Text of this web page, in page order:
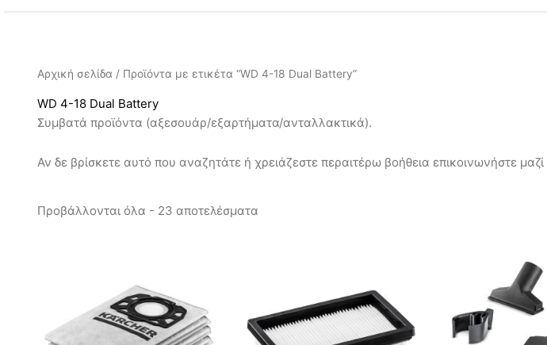
Αρχική σελίδα / Προϊόντα με ετικέτα “WD 4-18 Dual Battery”
WD 4-18 Dual Battery
Συμβατά προϊόντα (αξεσουάρ/εξαρτήματα/ανταλλακτικά).
Αν δε βρίσκετε αυτό που αναζητάτε ή χρειάζεστε περαιτέρω βοήθεια επικοινωνήστε
Προβάλλονται όλα - 23 αποτελέσματα